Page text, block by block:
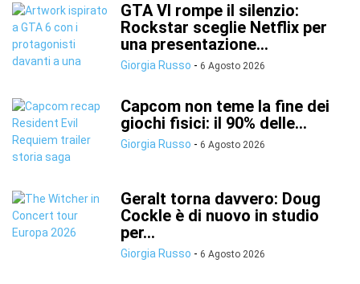
GTA VI rompe il silenzio:
Rockstar sceglie Netflix per
una presentazione...
Giorgia Russo - 6 Agosto 2026
Capcom non teme la fine dei
giochi fisici: il 90% delle...
Giorgia Russo - 6 Agosto 2026
Geralt torna davvero: Doug
Cockle è di nuovo in studio
per...
Giorgia Russo - 6 Agosto 2026